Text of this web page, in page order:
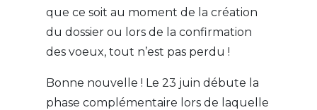
que ce soit au moment de la création
du dossier ou lors de la confirmation
des voeux, tout n’est pas perdu !
Bonne nouvelle ! Le 23 juin débute la
phase complémentaire lors de laquelle